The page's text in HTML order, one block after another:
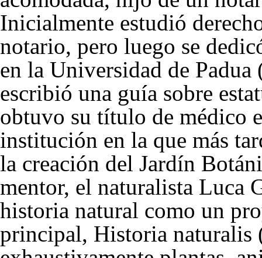
Inicialmente estudió
notario, pero luego se
en la Universidad de
escribió una guía sobre
obtuvo su título de médico
institución en la que más
la creación del Jardín
mentor, el naturalista
historia natural como un
principal, Historia naturalis